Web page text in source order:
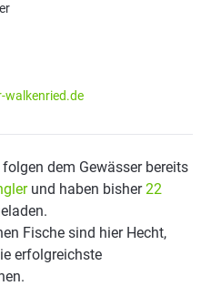
dem Gewässer bereits
und haben bisher22
Fische sind hier Hecht,
erfolgreichste